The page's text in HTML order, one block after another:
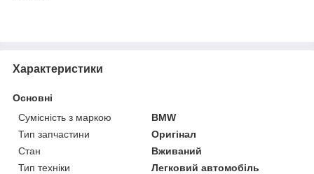
Характеристики
Основні
Сумісність з маркою
BMW
Тип запчастини
Оригінал
Стан
Вживаний
Тип техніки
Легковий автомобіль